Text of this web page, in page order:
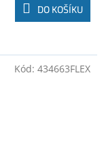
DO KOŠÍKU
Kód: 434663FLEX